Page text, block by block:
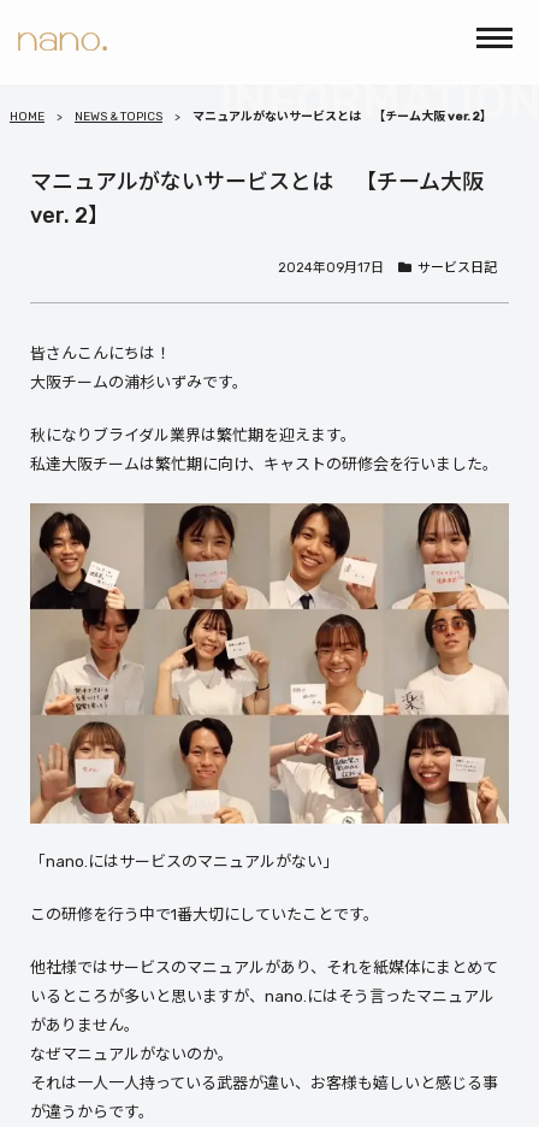
HOME NEWS & TOPICS マニュアルがないサービスとは 【チーム大阪 ver. 2】
マニュアルがないサービスとは 【チーム大阪
ver. 2】
2024年09月17日 サービス日記
皆さんこんにちは！
大阪チームの浦杉いずみです。
秋になりブライダル業界は繁忙期を迎えます。
私達大阪チームは繁忙期に向け、キャストの研修会を行いました。
「nano.にはサービスのマニュアルがない」
この研修を行う中で1番大切にしていたことです。
他社様ではサービスのマニュアルがあり、それを紙媒体にまとめて
いるところが多いと思いますが、nano.にはそう言ったマニュアル
がありません。
なぜマニュアルがないのか。
それは一人一人持っている武器が違い、お客様も嬉しいと感じる事
が違うからです。